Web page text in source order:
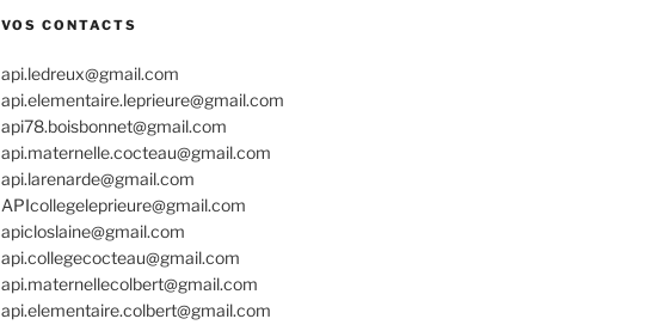
VOS CONTACTS
api.ledreux@gmail.com
api.elementaire.leprieure@gmail.com
api78.boisbonnet@gmail.com
api.maternelle.cocteau@gmail.com
api.larenarde@gmail.com
APIcollegeleprieure@gmail.com
apicloslaine@gmail.com
api.collegecocteau@gmail.com
api.maternellecolbert@gmail.com
api.elementaire.colbert@gmail.com